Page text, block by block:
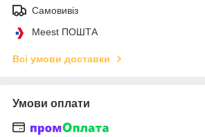
Самовивіз
Meest ПОШТА
Всі умови доставки
Умови оплати